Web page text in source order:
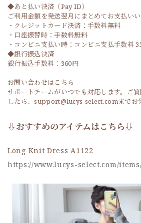
◆あと払い決済（Pay ID）
ご利用金額を発送翌月にまとめてお支払い
・クレジットカード決済：手数料無料
・口座振替時：手数料無料
・コンビニ支払い時：コンビニ支払手数料
◆銀行振込決済
銀行振込手数料：360円
お問い合わせはこちら
サポートチームがいつでも対応します。ご
したら、support@lucys-select.comまでお
⇩おすすめのアイテムはこちら⇩
Long Knit Dress A1122
https://www.lucys-select.com/